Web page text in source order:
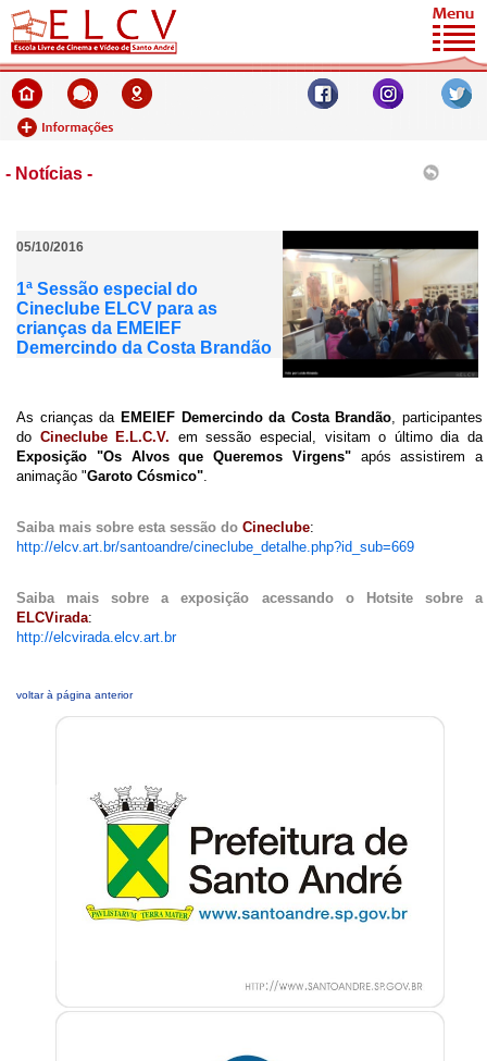
- Notícias -
05/10/2016
1ª Sessão especial do
Cineclube ELCV para as
crianças da EMEIEF
Demercindo da Costa Brandão
As crianças da EMEIEF Demercindo da Costa Brandão, participantes
do Cineclube E.L.C.V. em sessão especial, visitam o último dia da
Exposição "Os Alvos que Queremos Virgens"após assistirem a
animação "Garoto Cósmico".
Saiba mais sobre esta sessão do Cineclube:
http://elcv.art.br/santoandre/cineclube_detalhe.php?id_sub=669
Saiba mais sobre a exposição acessando o Hotsite sobre a
ELCVirada:
http://elcvirada.elcv.art.br
voltar à página anterior